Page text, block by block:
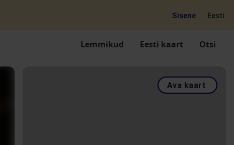
Sisene Eesti
Lemmikud Eesti kaart Otsi
Ava kaart